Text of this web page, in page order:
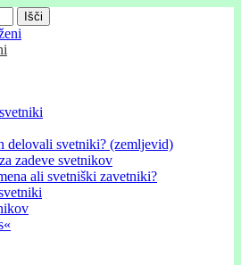
delovali svetniki? (zemljevid)
zadeve svetnikov
ali svetniški zavetniki?